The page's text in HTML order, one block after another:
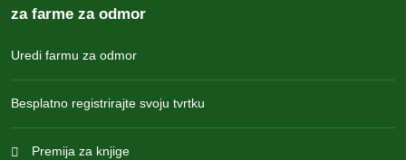
za farme za odmor
Uredi farmu za odmor
Besplatno registrirajte svoju tvrtku
Premija za knjige